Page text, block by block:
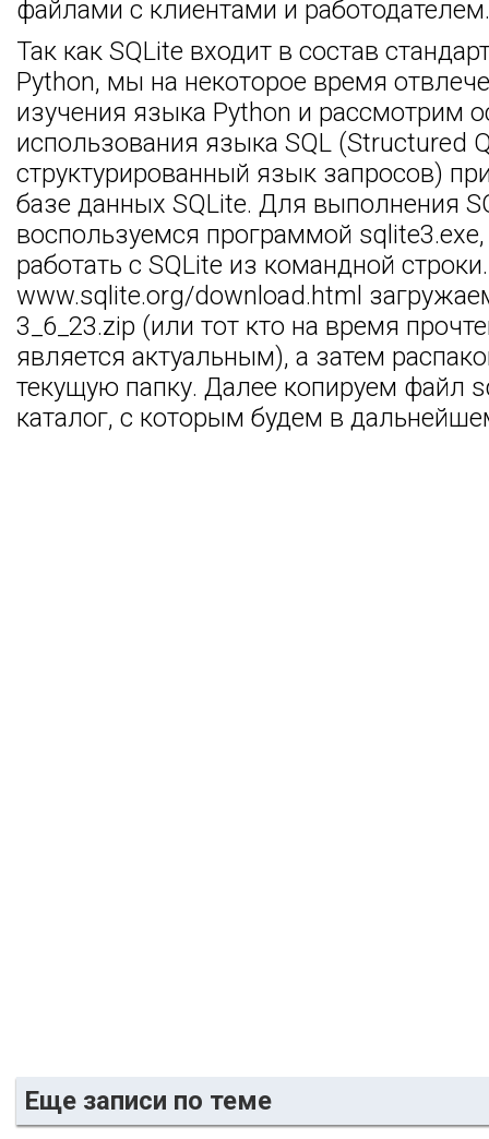
файлами с клиентами и работодателем.
Так как SQLite входит в состав
Python, мы на некоторое время
изучения языка Python и рассмотрим
использования языка SQL (Structured
структурированный язык запросов)
базе данных SQLite. Для выполнения
воспользуемся программой
работать с SQLite из командной
www.sqlite.org/download.html
3_6_23.zip (или тот кто на время
является актуальным), а затем
текущую папку. Далее копируем файл
каталог, с которым будем в
Еще записи по теме